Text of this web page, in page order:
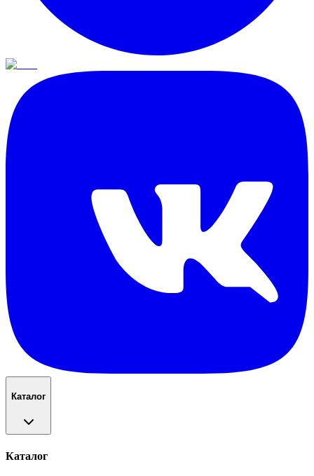
Каталог
Каталог